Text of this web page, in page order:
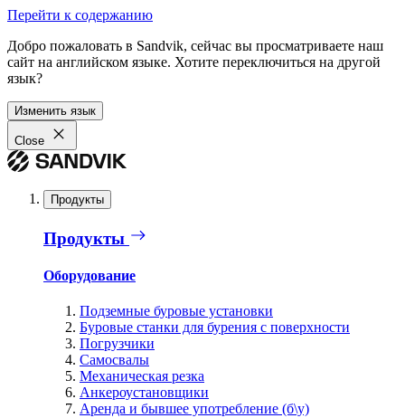
Перейти к содержанию
Добро пожаловать в Sandvik, сейчас вы просматриваете наш
сайт на английском языке. Хотите переключиться на другой
язык?
Изменить язык
Close
Продукты
Продукты
Оборудование
Подземные буровые установки
Буровые станки для бурения с поверхности
Погрузчики
Самосвалы
Механическая резка
Анкероустановщики
Аренда и бывшее употребление (б\у)